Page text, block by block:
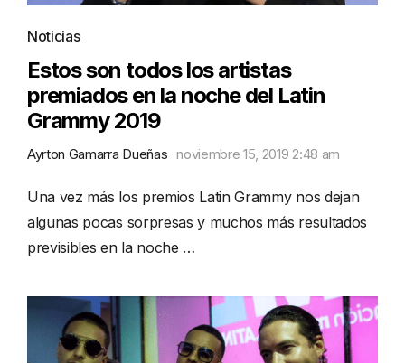
Noticias
Estos son todos los artistas
premiados en la noche del Latin
Grammy 2019
Ayrton Gamarra Dueñas noviembre 15, 2019 2:48 am
Una vez más los premios Latin Grammy nos dejan
algunas pocas sorpresas y muchos más resultados
previsibles en la noche …